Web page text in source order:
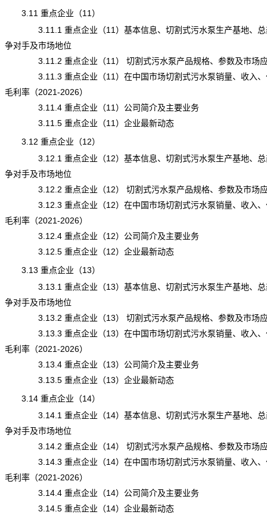
3.11 重点企业（11）
3.11.1 重点企业（11）基本信息、切割式污水泵生产基地、总
争对手及市场地位
3.11.2 重点企业（11） 切割式污水泵产品规格、参数及市场
3.11.3 重点企业（11）在中国市场切割式污水泵销量、收入、
毛利率（2021-2026）
3.11.4 重点企业（11）公司简介及主要业务
3.11.5 重点企业（11）企业最新动态
3.12 重点企业（12）
3.12.1 重点企业（12）基本信息、切割式污水泵生产基地、总
争对手及市场地位
3.12.2 重点企业（12） 切割式污水泵产品规格、参数及市场
3.12.3 重点企业（12）在中国市场切割式污水泵销量、收入、
毛利率（2021-2026）
3.12.4 重点企业（12）公司简介及主要业务
3.12.5 重点企业（12）企业最新动态
3.13 重点企业（13）
3.13.1 重点企业（13）基本信息、切割式污水泵生产基地、总
争对手及市场地位
3.13.2 重点企业（13） 切割式污水泵产品规格、参数及市场
3.13.3 重点企业（13）在中国市场切割式污水泵销量、收入、
毛利率（2021-2026）
3.13.4 重点企业（13）公司简介及主要业务
3.13.5 重点企业（13）企业最新动态
3.14 重点企业（14）
3.14.1 重点企业（14）基本信息、切割式污水泵生产基地、总
争对手及市场地位
3.14.2 重点企业（14） 切割式污水泵产品规格、参数及市场
3.14.3 重点企业（14）在中国市场切割式污水泵销量、收入、
毛利率（2021-2026）
3.14.4 重点企业（14）公司简介及主要业务
3.14.5 重点企业（14）企业最新动态